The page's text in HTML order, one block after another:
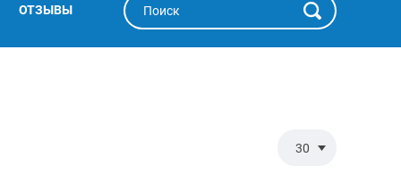
ОТЗЫВЫ
30